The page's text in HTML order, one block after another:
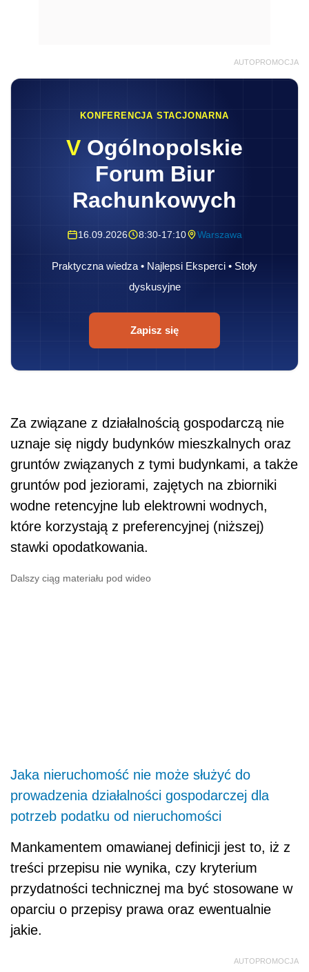
AUTOPROMOCJA
KONFERENCJA STACJONARNA
V Ogólnopolskie
Forum Biur
Rachunkowych
16.09.2026 8:30-17:10 Warszawa
Praktyczna wiedza • Najlepsi Eksperci • Stoły
dyskusyjne
Zapisz się
Za związane z działalnością gospodarczą nie
uznaje się nigdy budynków mieszkalnych oraz
gruntów związanych z tymi budynkami, a także
gruntów pod jeziorami, zajętych na zbiorniki
wodne retencyjne lub elektrowni wodnych,
które korzystają z preferencyjnej (niższej)
stawki opodatkowania.
Dalszy ciąg materiału pod wideo
Jaka nieruchomość nie może służyć do
prowadzenia działalności gospodarczej dla
potrzeb podatku od nieruchomości
Mankamentem omawianej definicji jest to, iż z
treści przepisu nie wynika, czy kryterium
przydatności technicznej ma być stosowane w
oparciu o przepisy prawa oraz ewentualnie
jakie.
AUTOPROMOCJA